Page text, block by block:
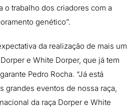
o trabalho dos criadores com a
genético”.
da realização de mais um
e White Dorper, que já tem
Pedro Rocha. “Já está
grandes eventos de nossa raça,
da raça Dorper e White